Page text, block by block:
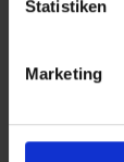
Statistiken
Marketing